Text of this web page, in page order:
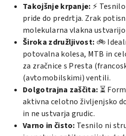
Takojšnje krpanje: ⚡
pride do predrtja. Zrak
molekularna vlakna
Široka združljivost: 🚲
potovalna kolesa, MTB in
za zračnice s Presta
(avtomobilskimi) ventili.
Dolgotrajna zaščita: ⏳
aktivna celotno življenjsko
in ne ustvarja grudic.
Varno in čisto: Tesnilo ni